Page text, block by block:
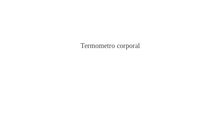
Termometro corporal